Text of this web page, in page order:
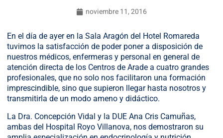
noviembre 11, 2016
En el día de ayer en la Sala Aragón del Hotel Romareda
tuvimos la satisfacción de poder poner a disposición de
nuestros médicos, enfermeras y personal en general de
atención directa de los Centros de Arade a cuatro grandes
profesionales, que no solo nos facilitaron una formación
imprescindible, sino que supieron llegar hasta nosotros y
transmitirla de un modo ameno y didáctico.
La Dra. Concepción Vidal y la DUE Ana Cris Camuñas,
ambas del Hospital Royo Villanova, nos demostraron su